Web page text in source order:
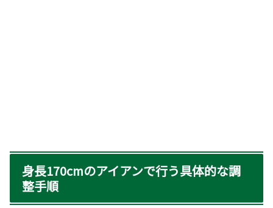
身長170cmのアイアンで行う具体的な調
整手順